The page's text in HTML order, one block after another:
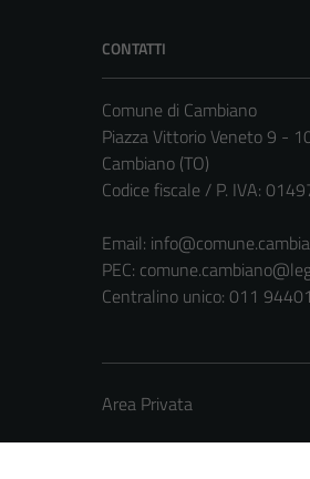
CONTATTI
Comune di Cambiano
Piazza Vittorio Veneto 9 -
Cambiano (TO)
Codice fiscale / P. IVA:
Email:
PEC:
Centralino unico: 011
Area Privata